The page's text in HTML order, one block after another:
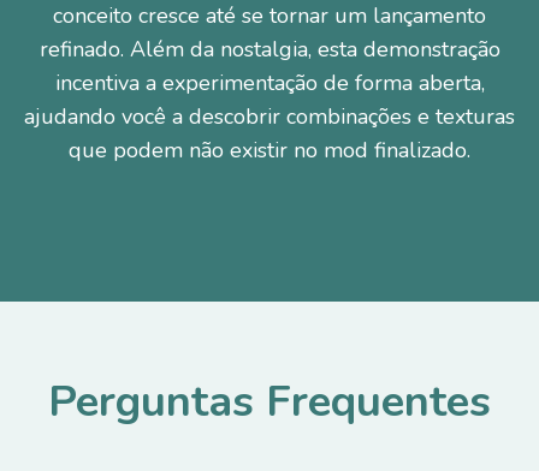
conceito cresce até se tornar um lançamento
refinado. Além da nostalgia, esta demonstração
incentiva a experimentação de forma aberta,
ajudando você a descobrir combinações e texturas
que podem não existir no mod finalizado.
Perguntas Frequentes